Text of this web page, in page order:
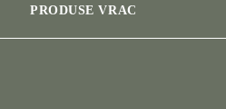
PRODUSE VRAC